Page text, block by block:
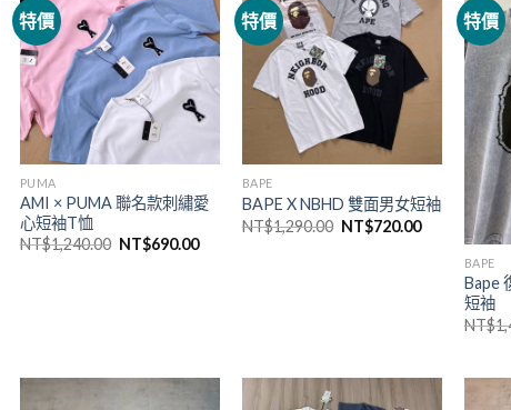
特價
PUMA
AMI × PUMA 聯名款刺繡愛
心短袖T恤
NT$1,240.00 NT$690.00
特價
BAPE
BAPE X NBHD 雙面男女短袖
NT$1,290.00 NT$720.00
特價
BAPE
Bape
短袖
NT$